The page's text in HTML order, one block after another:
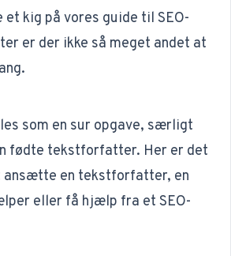
et kig på vores guide til SEO-
er der ikke så meget andet at
som en sur opgave, særligt
fødte tekstforfatter. Her er det
ansætte en tekstforfatter, en
eller få hjælp fra et SEO-